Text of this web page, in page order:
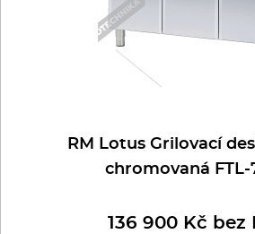
Vodní lázně
BAZAR
RM Lotus Grilovací
chromovaná FTL-
136 900 Kč bez